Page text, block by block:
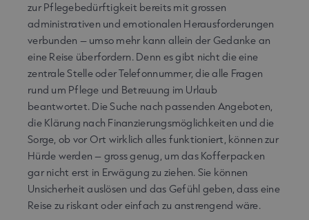
zur Pflegebedürftigkeit bereits mit grossen
administrativen und emotionalen Herausforderungen
verbunden – umso mehr kann allein der Gedanke an
eine Reise überfordern. Denn es gibt nicht die eine
zentrale Stelle oder Telefonnummer, die alle Fragen
rund um Pflege und Betreuung im Urlaub
beantwortet. Die Suche nach passenden Angeboten,
die Klärung nach Finanzierungsmöglichkeiten und die
Sorge, ob vor Ort wirklich alles funktioniert, können zur
Hürde werden – gross genug, um das Kofferpacken
gar nicht erst in Erwägung zu ziehen. Sie können
Unsicherheit auslösen und das Gefühl geben, dass eine
Reise zu riskant oder einfach zu anstrengend wäre.